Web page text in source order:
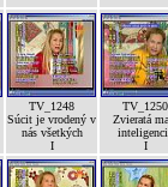
TV_1248
Súcit je vrodený v
nás všetkých
I
TV_1250
Zvieratá
I